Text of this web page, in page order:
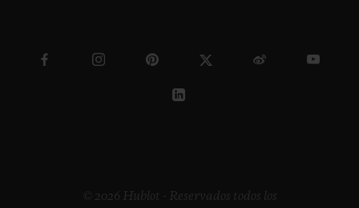
© 2026 Hublot - Reservados todos los